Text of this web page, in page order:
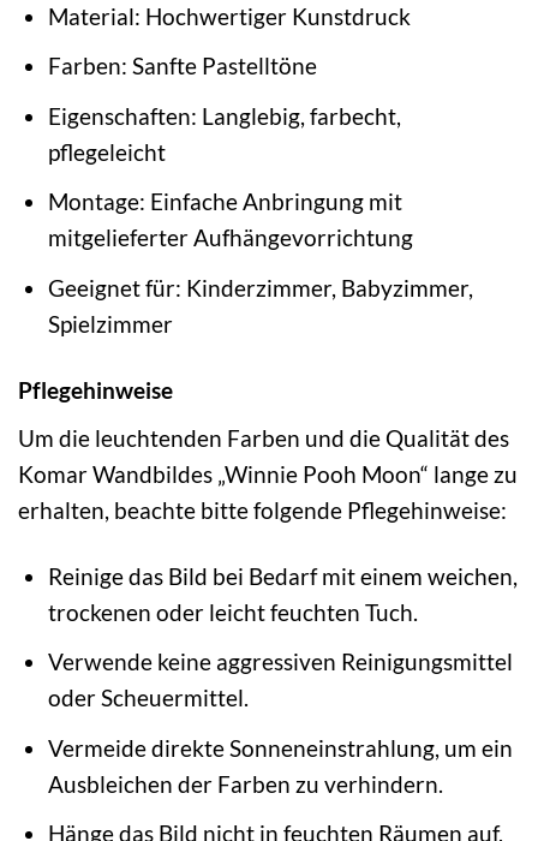
Material: Hochwertiger Kunstdruck
Farben: Sanfte Pastelltöne
Eigenschaften: Langlebig, farbecht,
pflegeleicht
Montage: Einfache Anbringung mit
mitgelieferter Aufhängevorrichtung
Geeignet für: Kinderzimmer, Babyzimmer,
Spielzimmer
Pflegehinweise
Um die leuchtenden Farben und die Qualität des
Komar Wandbildes „Winnie Pooh Moon“ lange zu
erhalten, beachte bitte folgende Pflegehinweise:
Reinige das Bild bei Bedarf mit einem weichen,
trockenen oder leicht feuchten Tuch.
Verwende keine aggressiven Reinigungsmittel
oder Scheuermittel.
Vermeide direkte Sonneneinstrahlung, um ein
Ausbleichen der Farben zu verhindern.
Hänge das Bild nicht in feuchten Räumen auf,